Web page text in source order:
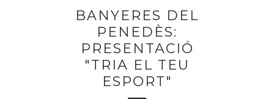
BANYERES DEL
PENEDÈS:
PRESENTACIÓ
"TRIA EL TEU
ESPORT"